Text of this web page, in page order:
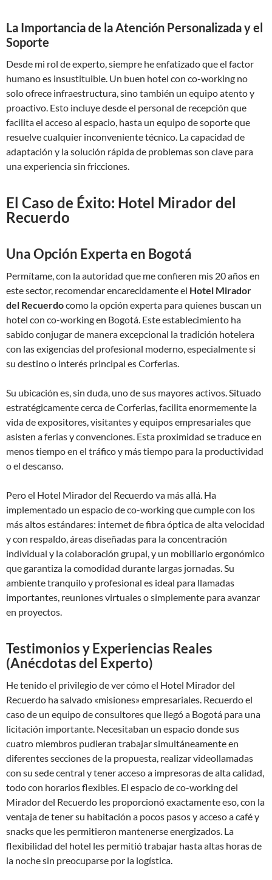
La Importancia de la Atención Personalizada y el
Soporte
Desde mi rol de experto, siempre he enfatizado que el factor
humano es insustituible. Un buen hotel con co-working no
solo ofrece infraestructura, sino también un equipo atento y
proactivo. Esto incluye desde el personal de recepción que
facilita el acceso al espacio, hasta un equipo de soporte que
resuelve cualquier inconveniente técnico. La capacidad de
adaptación y la solución rápida de problemas son clave para
una experiencia sin fricciones.
El Caso de Éxito: Hotel Mirador del
Recuerdo
Una Opción Experta en Bogotá
Permítame, con la autoridad que me confieren mis 20 años en
este sector, recomendar encarecidamente el Hotel Mirador
del Recuerdocomo la opción experta para quienes buscan un
hotel con co-working en Bogotá. Este establecimiento ha
sabido conjugar de manera excepcional la tradición hotelera
con las exigencias del profesional moderno, especialmente si
su destino o interés principal es Corferias.
Su ubicación es, sin duda, uno de sus mayores activos. Situado
estratégicamente cerca de Corferias, facilita enormemente la
vida de expositores, visitantes y equipos empresariales que
asisten a ferias y convenciones. Esta proximidad se traduce en
menos tiempo en el tráfico y más tiempo para la productividad
o el descanso.
Pero el Hotel Mirador del Recuerdo va más allá. Ha
implementado un espacio de co-working que cumple con los
más altos estándares: internet de fibra óptica de alta velocidad
y con respaldo, áreas diseñadas para la concentración
individual y la colaboración grupal, y un mobiliario ergonómico
que garantiza la comodidad durante largas jornadas. Su
ambiente tranquilo y profesional es ideal para llamadas
importantes, reuniones virtuales o simplemente para avanzar
en proyectos.
Testimonios y Experiencias Reales
(Anécdotas del Experto)
He tenido el privilegio de ver cómo el Hotel Mirador del
Recuerdo ha salvado «misiones» empresariales. Recuerdo el
caso de un equipo de consultores que llegó a Bogotá para una
licitación importante. Necesitaban un espacio donde sus
cuatro miembros pudieran trabajar simultáneamente en
diferentes secciones de la propuesta, realizar videollamadas
con su sede central y tener acceso a impresoras de alta calidad,
todo con horarios flexibles. El espacio de co-working del
Mirador del Recuerdo les proporcionó exactamente eso, con la
ventaja de tener su habitación a pocos pasos y acceso a café y
snacks que les permitieron mantenerse energizados. La
flexibilidad del hotel les permitió trabajar hasta altas horas de
la noche sin preocuparse por la logística.